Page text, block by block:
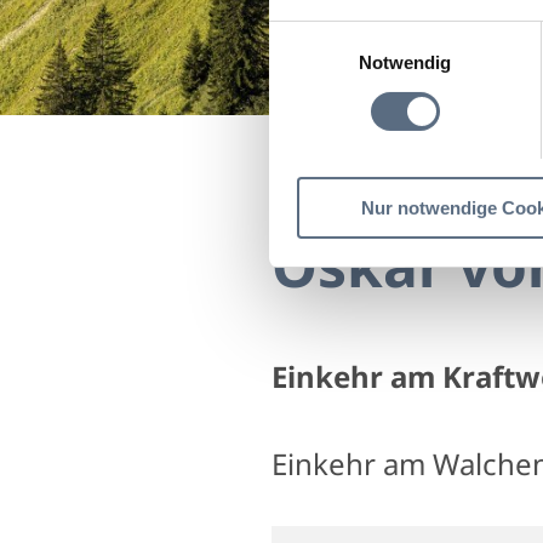
Einwilligungsauswahl
Notwendig
Nur notwendige
Oskar
Einkehr am
Einkehr am